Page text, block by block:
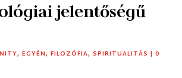
jelentőségű
,EGYÉN,FILOZÓFIA,SPIRITUALITÁS |0